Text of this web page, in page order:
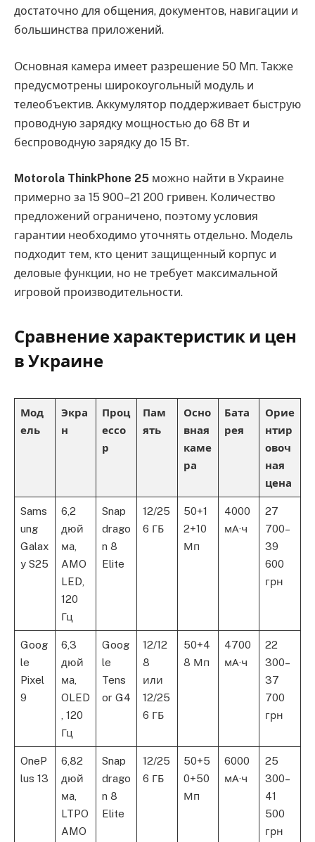
достаточно для общения, документов, навигации и
большинства приложений.
Основная камера имеет разрешение 50 Мп. Также
предусмотрены широкоугольный модуль и
телеобъектив. Аккумулятор поддерживает быструю
проводную зарядку мощностью до 68 Вт и
беспроводную зарядку до 15 Вт.
Motorola ThinkPhone 25 можно найти в Украине
примерно за 15 900–21 200 гривен. Количество
предложений ограничено, поэтому условия
гарантии необходимо уточнять отдельно. Модель
подходит тем, кто ценит защищенный корпус и
деловые функции, но не требует максимальной
игровой производительности.
Сравнение характеристик и цен
в Украине
Мод
ель
Экра
н
Проц
ессо
р
Пам
ять
Осно
вная
каме
ра
Бата
рея
Орие
нтир
овоч
ная
цена
Sams
ung
Galax
y S25
6,2
дюй
ма,
AMO
LED,
120
Гц
Snap
drago
n 8
Elite
12/25
6 ГБ
50+1
2+10
Мп
4000
мА·ч
27
700–
39
600
грн
Goog
le
Pixel
9
6,3
дюй
ма,
OLED
, 120
Гц
Goog
le
Tens
or G4
12/12
8
или
12/25
6 ГБ
50+4
8 Мп
4700
мА·ч
22
300–
37
700
грн
OneP
lus 13
6,82
дюй
ма,
LTPO
AMO
Snap
drago
n 8
Elite
12/25
6 ГБ
50+5
0+50
Мп
6000
мА·ч
25
300–
41
500
грн